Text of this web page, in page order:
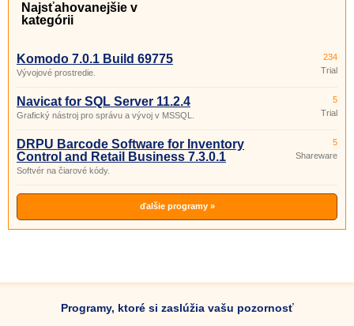
Najsťahovanejšie v
kategórii
Komodo 7.0.1 Build 69775
Vývojové prostredie.
234
Trial
Navicat for SQL Server 11.2.4
Grafický nástroj pro správu a vývoj v MSSQL.
5
Trial
DRPU Barcode Software for Inventory
Control and Retail Business 7.3.0.1
Softvér na čiarové kódy.
5
Shareware
ďalšie programy »
Programy, ktoré si zaslúžia vašu pozornosť